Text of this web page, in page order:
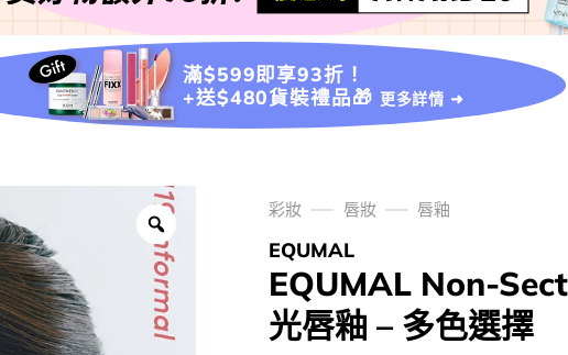
滿$599即享93折！
+送$480貨裝禮品🎁 更多詳情 ➜
彩妝 唇妝 唇釉
EQUMAL
EQUMAL Non-
光唇釉 – 多色選擇